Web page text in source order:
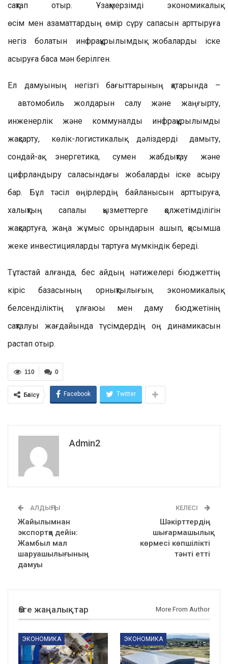
сақтап отыр. Ұзақмерзімді экономикалық
өсім мен азаматтардың өмір сүру сапасын арттыруға
негіз болатын инфрақұрылымдық жобаларды іске
асыруға баса мән берілген.
Ел дамуының негізгі бағыттарының қатарында –
автомобиль жолдарын салу және жаңғырту,
инженерлік және коммуналды инфрақұрылымды
жақсарту, көлік-логистикалық дәліздерді дамыту,
сондай-ақ энергетика, сумен жабдықтау және
цифрландыру саласындағы жобаларды іске асыру
бар. Бұл тәсіл өңірлердің байланысын арттыруға,
халықтың сапалы қызметтерге қолжетімділігін
жақсартуға,жаңа жұмыс орындарын ашып,қосымша
жеке инвестицияларды тартуға мүмкіндік береді.
Тұтастай алғанда, бес айдың нәтижелері бюджеттің
кіріс базасының орнықтылығын, экономикалық
белсенділіктің ұлғаюы мен даму бюджетінің
сақталуы жағдайында түсімдердің оң динамикасын
растап отыр.
0
110
Бөлісу Facebook Twitter
Admin2
АЛДЫҢҒЫ
Жайылымнан
экспортқа дейін:
Жамбыл мал
шаруашылығының
дамуы
КЕЛЕСІ
Шәкірттердің
шығармашылық
көрмесі көпшілікті
тәнті етті
Өзге жаңалықтар More From Author
ЭКОНОМИКА ЭКОНОМИКА